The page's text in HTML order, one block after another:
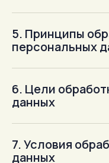
5. Принципы
персональных
6. Цели
данных
7. Условия
данных